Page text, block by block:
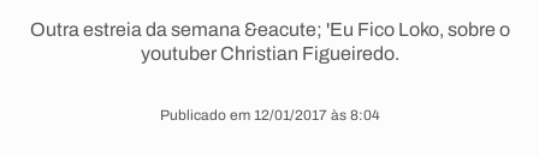
Outra estreia da semana &eacute; 'Eu Fico Loko, sobre o
youtuber Christian Figueiredo.
Publicado em 12/01/2017 às 8:04